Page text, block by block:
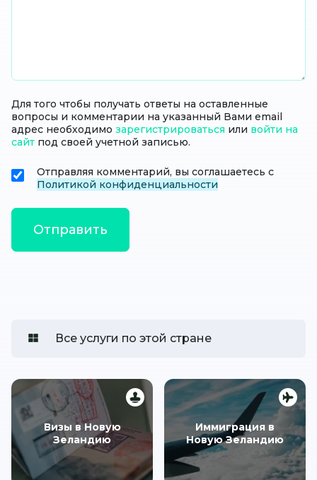
Для того чтобы получать ответы на оставленные
вопросы и комментарии на указанный Вами email
адрес необходимо зарегистрироваться или войти на
сайт под своей учетной записью.
Отправляя комментарий, вы соглашаетесь с
Политикой конфиденциальности
Все услуги по этой стране
Визы в Новую
Зеландию
Иммиграция в
Новую Зеландию